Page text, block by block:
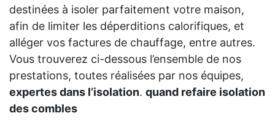
destinées à isoler parfaitement votre maison,
afin de limiter les déperditions calorifiques, et
alléger vos factures de chauffage, entre autres.
Vous trouverez ci-dessous l’ensemble de nos
prestations, toutes réalisées par nos équipes,
expertes dans l’isolation. quand refaire isolation
des combles